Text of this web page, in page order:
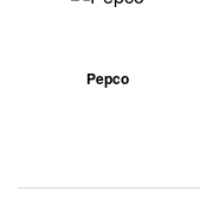
Pepco